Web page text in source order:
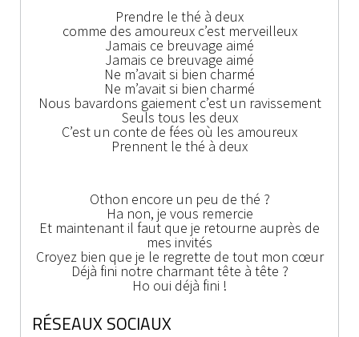
Prendre le thé à deux
comme des amoureux c’est merveilleux
Jamais ce breuvage aimé
Jamais ce breuvage aimé
Ne m’avait si bien charmé
Ne m’avait si bien charmé
Nous bavardons gaiement c’est un ravissement
Seuls tous les deux
C’est un conte de fées où les amoureux
Prennent le thé à deux
Othon encore un peu de thé ?
Ha non, je vous remercie
Et maintenant il faut que je retourne auprès de
mes invités
Croyez bien que je le regrette de tout mon cœur
Déjà fini notre charmant tête à tête ?
Ho oui déjà fini !
RÉSEAUX SOCIAUX